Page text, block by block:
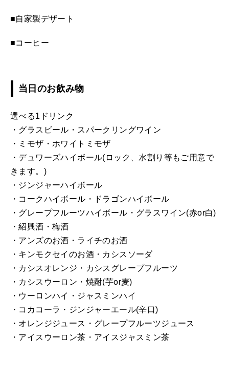
■自家製デザート
■コーヒー
当日のお飲み物
選べる1ドリンク
・グラスビール・スパークリングワイン
・ミモザ・ホワイトミモザ
・デュワーズハイボール(ロック、水割り等もご用意で
きます。)
・ジンジャーハイボール
・コークハイボール・ドラゴンハイボール
・グレープフルーツハイボール・グラスワイン(赤or白)
・紹興酒・梅酒
・アンズのお酒・ライチのお酒
・キンモクセイのお酒・カシスソーダ
・カシスオレンジ・カシスグレープフルーツ
・カシスウーロン・焼酎(芋or麦)
・ウーロンハイ・ジャスミンハイ
・コカコーラ・ジンジャーエール(辛口)
・オレンジジュース・グレープフルーツジュース
・アイスウーロン茶・アイスジャスミン茶